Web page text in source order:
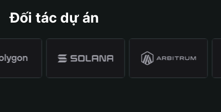
Đối tác dự án